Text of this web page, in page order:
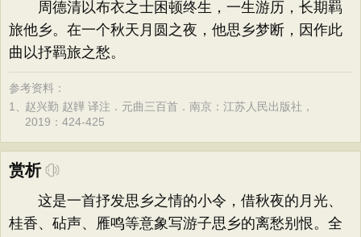
周德清以布衣之士困顿终生，一生游历，长期羁
旅他乡。在一个秋天月圆之夜，他思乡梦断，因作此
曲以抒羁旅之愁。
参考资料：
1、赵兴勤 赵韡 译注．元曲三百首．南京：江苏人民出版社，
2019：424-425
赏析
这是一首抒发思乡之情的小令，借秋夜的月光、
桂香、砧声、雁鸣等意象写游子思乡的离愁别恨。全